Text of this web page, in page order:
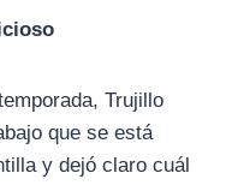
Trujillo
que se está
y dejó claro cuál